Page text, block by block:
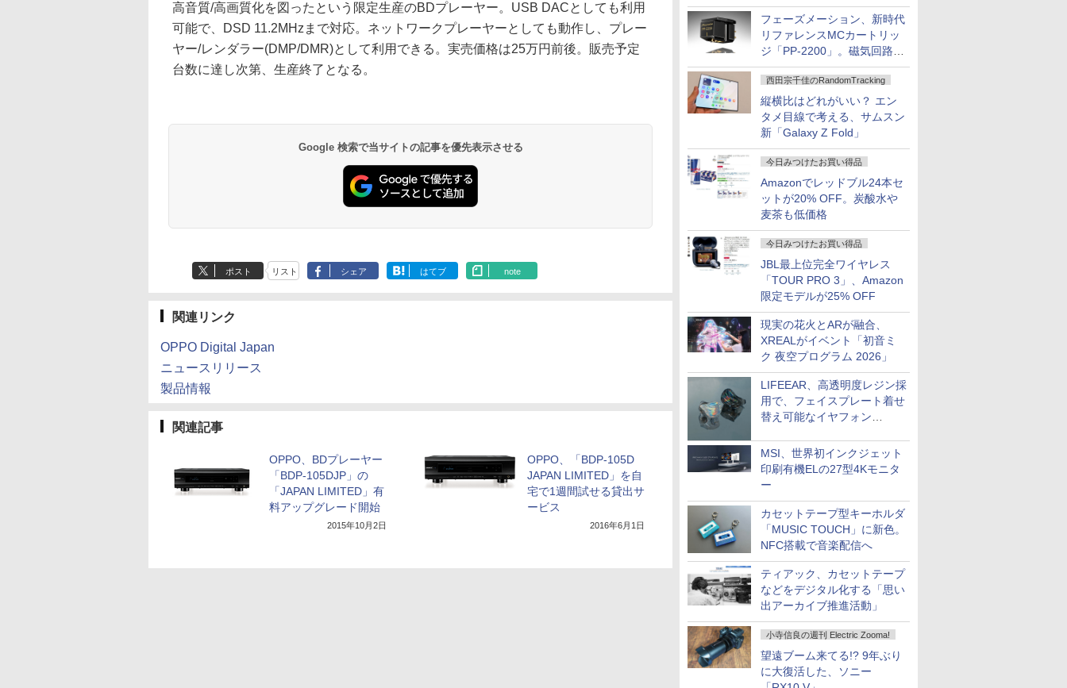
フェーズメーション、新時代
リファレンスMCカートリッ
ジ「PP-2200」。磁気回路や
ハウジングを根本から見直し
西田宗千佳のRandomTracking
縦横比はどれがいい？ エン
タメ目線で考える、サムスン
新「Galaxy Z Fold」
今日みつけたお買い得品
Amazonでレッドブル24本セ
ットが20% OFF。炭酸水や
麦茶も低価格
今日みつけたお買い得品
JBL最上位完全ワイヤレス
「TOUR PRO 3」、Amazon
限定モデルが25% OFF
現実の花火とARが融合、
XREALがイベント「初音ミ
ク 夜空プログラム 2026」
LIFEEAR、高透明度レジン採
用で、フェイスプレート着せ
替え可能なイヤフォン
MSI、世界初インクジェット
印刷有機ELの27型4Kモニタ
ー
カセットテープ型キーホルダ
「MUSIC TOUCH」に新色。
NFC搭載で音楽配信へ
ティアック、カセットテープ
などをデジタル化する「思い
出アーカイブ推進活動」
小寺信良の週刊 Electric Zooma!
望遠ブーム来てる!? 9年ぶり
に大復活した、ソニー
高音質/高画質化を図ったという限定生産のBDプレーヤー。USB DACとしても利用
可能で、DSD 11.2MHzまで対応。ネットワークプレーヤーとしても動作し、プレー
ヤー/レンダラー(DMP/DMR)として利用できる。実売価格は25万円前後。販売予定
台数に達し次第、生産終了となる。
Google 検索で当サイトの記事を優先表示させる
ポスト リスト シェア はてブ note
関連リンク
OPPO Digital Japan
ニュースリリース
製品情報
関連記事
OPPO、BDプレーヤー
「BDP-105DJP」の
「JAPAN LIMITED」有
料アップグレード開始
2015年10月2日
OPPO、「BDP-105D
JAPAN LIMITED」を自
宅で1週間試せる貸出サ
ービス
2016年6月1日